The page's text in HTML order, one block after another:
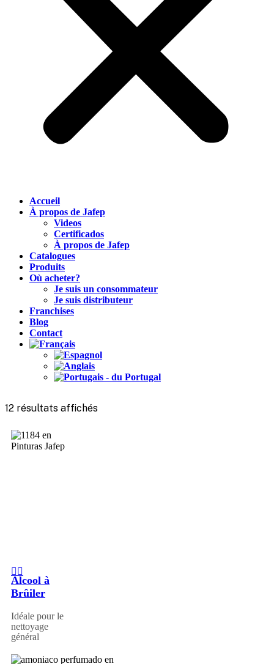
Accueil
À propos de Jafep
Videos
Certificados
À propos de Jafep
Catalogues
Produits
Où acheter?
Je suis un consommateur
Je suis distributeur
Franchises
Blog
Contact
12 résultats affichés
Alcool à
Brûiler
Idéale pour le
nettoyage
général